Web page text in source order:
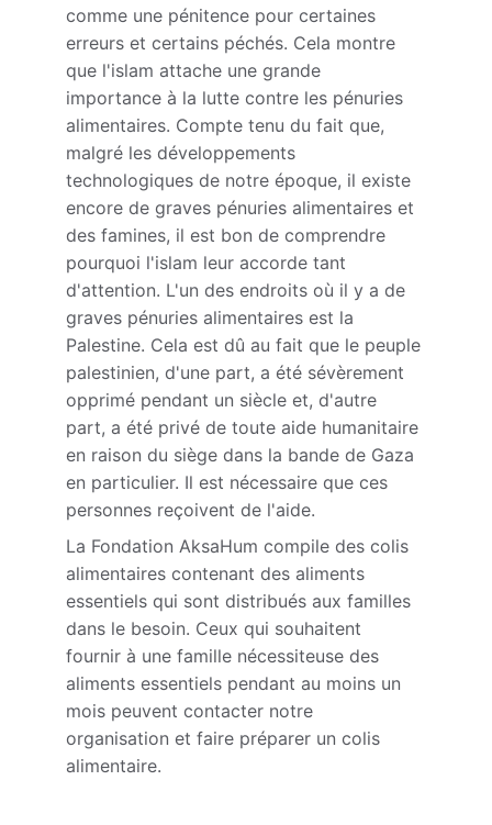
comme une pénitence pour certaines
erreurs et certains péchés. Cela montre
que l'islam attache une grande
importance à la lutte contre les pénuries
alimentaires. Compte tenu du fait que,
malgré les développements
technologiques de notre époque, il existe
encore de graves pénuries alimentaires et
des famines, il est bon de comprendre
pourquoi l'islam leur accorde tant
d'attention. L'un des endroits où il y a de
graves pénuries alimentaires est la
Palestine. Cela est dû au fait que le peuple
palestinien, d'une part, a été sévèrement
opprimé pendant un siècle et, d'autre
part, a été privé de toute aide humanitaire
en raison du siège dans la bande de Gaza
en particulier. Il est nécessaire que ces
personnes reçoivent de l'aide.
La Fondation AksaHum compile des colis
alimentaires contenant des aliments
essentiels qui sont distribués aux familles
dans le besoin. Ceux qui souhaitent
fournir à une famille nécessiteuse des
aliments essentiels pendant au moins un
mois peuvent contacter notre
organisation et faire préparer un colis
alimentaire.